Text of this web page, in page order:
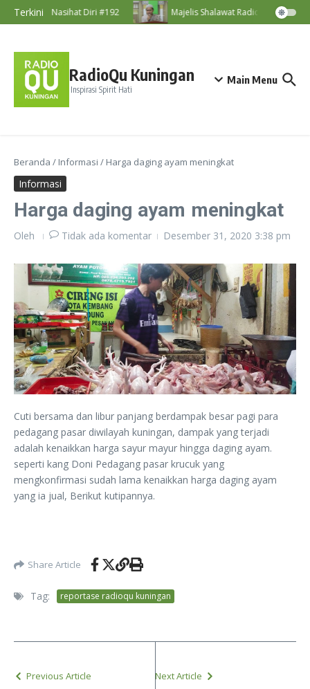
Lewati ke konten
Terkini Nasihat Diri #192 Majelis Shalawat RadioQu
RadioQu Kuningan
Inspirasi Spirit Hati
Main Menu
Beranda / Informasi / Harga daging ayam meningkat
Informasi
Harga daging ayam meningkat
Oleh Tidak ada komentar Desember 31, 2020 3:38 pm
Cuti bersama dan libur panjang berdampak besar pagi para
pedagang pasar diwilayah kuningan, dampak yang terjadi
adalah kenaikkan harga sayur mayur hingga daging ayam.
seperti kang Doni Pedagang pasar krucuk yang
mengkonfirmasi sudah lama kenaikkan harga daging ayam
yang ia jual, Berikut kutipannya.
Share Article
Tag: reportase radioqu kuningan
Previous Article Next Article